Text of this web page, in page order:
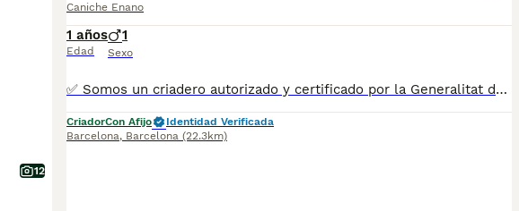
12
Caniche Enano
1 años
Edad
1
Sexo
✅ Somos un criadero autorizado y certificado por la Generalitat de Catalunya. PARA MÁS INFORMACIÓN: ☎️ 933095977 📱 685878504 / 674320847 💻 www.aquanatura.es 🚙 Hacemos envíos 📌 Calle Roger de Flor 45, muy cerca del Arc de Triomf de Barcelona, de Lunes a Sábados. Se entregan con la mayoría de sus vacunas, desparasitados interna y externamente, con microchip y su registro, cartilla sanitaria y contrato de garantías, bajo la supervisión de nuestro equipo veterinario. AQUANATURA
CriadorCon Afijo
Identidad Verificada
Barcelona, Barcelona (22.3km)